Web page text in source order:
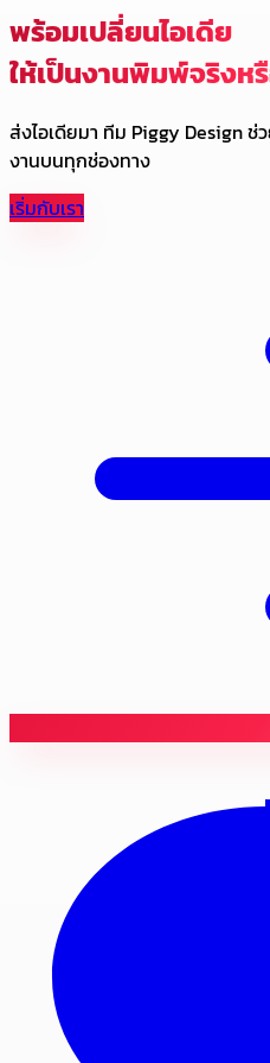
พร้อมเปลี่ยนไอเดีย
ให้เป็นงานพิมพ์จริงห
ส่งไอเดียมา ทีม Piggy Design
งานบนทุกช่องทาง
เริ่มกับเรา